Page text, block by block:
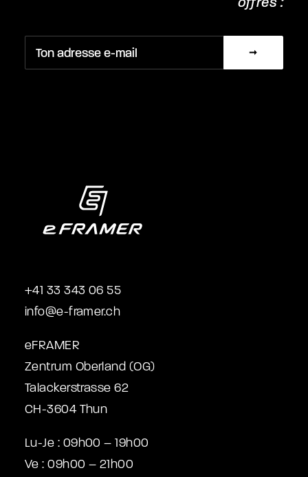
+41 33 343 06 55
info@e-framer.ch
eFRAMER
Zentrum Oberland (OG)
Talackerstrasse 62
CH-3604 Thun
Lu-Je : 09h00 – 19h00
Ve : 09h00 – 21h00